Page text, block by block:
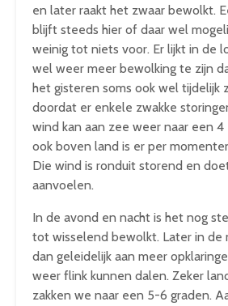
en later raakt het zwaar bewolkt.
blijft steeds hier of daar wel
weinig tot niets voor. Er lijkt in de
wel weer meer bewolking te zijn
het gisteren soms ook wel tijdelijk
doordat er enkele zwakke
wind kan aan zee weer naar een
ook boven land is er per
Die wind is ronduit storend en
aanvoelen.
In de avond en nacht is het nog
tot wisselend bewolkt. Later in de
dan geleidelijk aan meer
weer flink kunnen dalen. Zeker
zakken we naar een 5-6 graden.